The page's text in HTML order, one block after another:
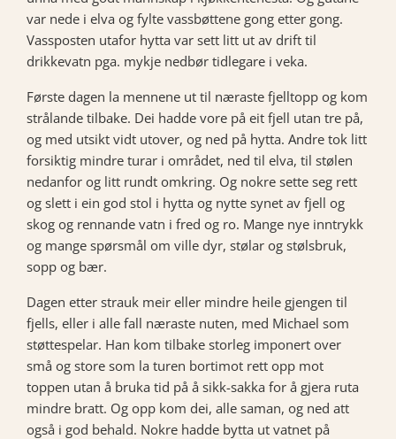
var nede i elva og fylte vassbøttene gong etter gong.
Vassposten utafor hytta var sett litt ut av drift til
drikkevatn pga. mykje nedbør tidlegare i veka.
Første dagen la mennene ut til næraste fjelltopp og kom
strålande tilbake. Dei hadde vore på eit fjell utan tre på,
og med utsikt vidt utover, og ned på hytta. Andre tok litt
forsiktig mindre turar i området, ned til elva, til stølen
nedanfor og litt rundt omkring. Og nokre sette seg rett
og slett i ein god stol i hytta og nytte synet av fjell og
skog og rennande vatn i fred og ro. Mange nye inntrykk
og mange spørsmål om ville dyr, stølar og stølsbruk,
sopp og bær.
Dagen etter strauk meir eller mindre heile gjengen til
fjells, eller i alle fall næraste nuten, med Michael som
støttespelar. Han kom tilbake storleg imponert over
små og store som la turen bortimot rett opp mot
toppen utan å bruka tid på å sikk-sakka for å gjera ruta
mindre bratt. Og opp kom dei, alle saman, og ned att
også i god behald. Nokre hadde bytta ut vatnet på